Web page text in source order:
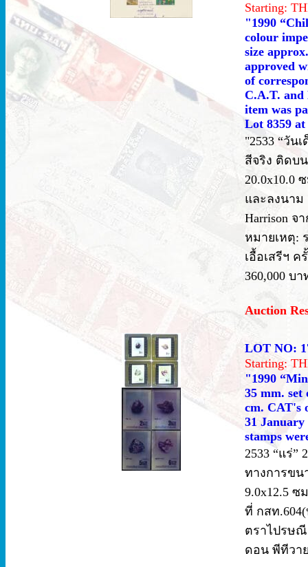
Starting:
"1990
colour
size
approved
of
C.A.T. and
item was
Lot 8359
"2533 “วัน
สีจริง ติดบ
20.0x10.0
และลงนาม
Harrison จ
หมายเหตุ:
เอื้อเสรีฯ ค
360,000 บ
Auction
LOT NO:
Starting:
"1990
35 mm. set
cm. CAT's
31 January
stamps
2533 “แร่”
ทางการขน
9.0x12.5
ที่ กสท
ตราไปรษ
ดอน พีทีวาย